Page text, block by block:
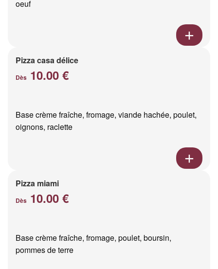
oeuf
Pizza casa délice
Dès 10.00 €
Base crème fraîche, fromage, viande hachée, poulet,
oignons, raclette
Pizza miami
Dès 10.00 €
Base crème fraîche, fromage, poulet, boursin,
pommes de terre